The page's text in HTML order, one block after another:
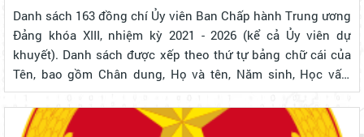
Danh sách 163 đồng chí Ủy viên Ban Chấp hành Trung ương
Đảng khóa XIII, nhiệm kỳ 2021 - 2026 (kể cả Ủy viên dự
khuyết). Danh sách được xếp theo thứ tự bảng chữ cái của
Tên, bao gồm Chân dung, Họ và tên, Năm sinh, Học vấn,
Chức vụ. Thông tin chi tiết của từng cá nhân xem
tại: https://daihoidang.vn/...